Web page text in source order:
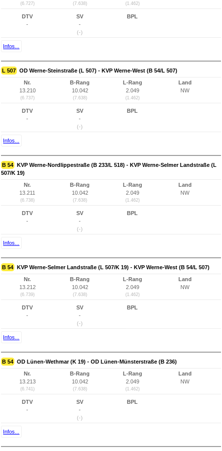
(6.727) (7.638) (1.462)
DTV
-
SV
-
(-)
BPL
Infos...
L 507 OD Werne-Steinstraße (L 507) - KVP Werne-West (B 54/L 507)
Nr.
13.210
(6.737)
B-Rang
10.042
(7.638)
L-Rang
2.049
(1.462)
Land
NW
DTV
-
SV
-
(-)
BPL
Infos...
B 54 KVP Werne-Nordlippestraße (B 233/L 518) - KVP Werne-Selmer Landstraße (L
507/K 19)
Nr.
13.211
(6.738)
B-Rang
10.042
(7.638)
L-Rang
2.049
(1.462)
Land
NW
DTV
-
SV
-
(-)
BPL
Infos...
B 54 KVP Werne-Selmer Landstraße (L 507/K 19) - KVP Werne-West (B 54/L 507)
Nr.
13.212
(6.739)
B-Rang
10.042
(7.638)
L-Rang
2.049
(1.462)
Land
NW
DTV
-
SV
-
(-)
BPL
Infos...
B 54 OD Lünen-Wethmar (K 19) - OD Lünen-Münsterstraße (B 236)
Nr.
13.213
(6.741)
B-Rang
10.042
(7.638)
L-Rang
2.049
(1.462)
Land
NW
DTV
-
SV
-
(-)
BPL
Infos...